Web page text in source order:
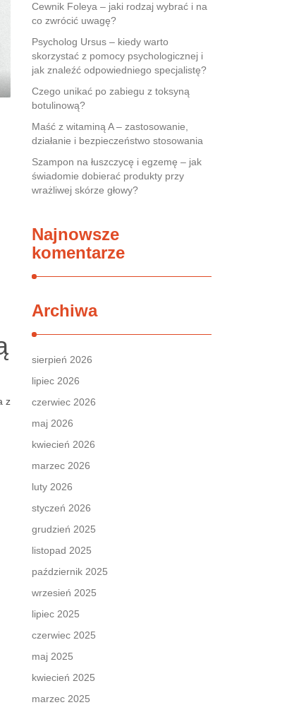
z
Cewnik Foleya – jaki rodzaj wybrać i na
co zwrócić uwagę?
Psycholog Ursus – kiedy warto
skorzystać z pomocy psychologicznej i
jak znaleźć odpowiedniego specjalistę?
Czego unikać po zabiegu z toksyną
botulinową?
Maść z witaminą A – zastosowanie,
działanie i bezpieczeństwo stosowania
Szampon na łuszczycę i egzemę – jak
świadomie dobierać produkty przy
wrażliwej skórze głowy?
Najnowsze
komentarze
Archiwa
sierpień 2026
lipiec 2026
czerwiec 2026
maj 2026
kwiecień 2026
marzec 2026
luty 2026
styczeń 2026
grudzień 2025
listopad 2025
październik 2025
wrzesień 2025
lipiec 2025
czerwiec 2025
maj 2025
kwiecień 2025
marzec 2025